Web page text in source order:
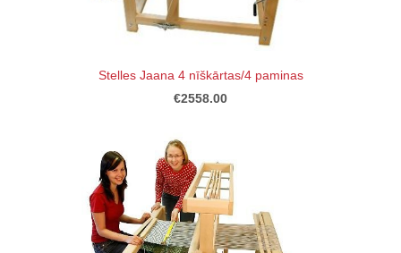
Stelles Jaana 4 nīškārtas/4 paminas
€2558.00